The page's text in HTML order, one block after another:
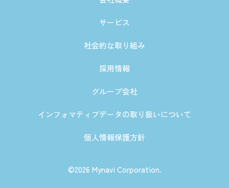
サービス
社会的な取り組み
採用情報
グループ会社
インフォマティブデータの取り扱いについて
個人情報保護方針
©2026 Mynavi Corporation.